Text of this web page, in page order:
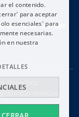
Política de cookies
derechos
son marcas
FRANÇAIS
NEDERLANDS
el contenido.
para aceptar
esenciales' para
necesarias.
en nuestra